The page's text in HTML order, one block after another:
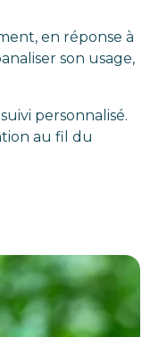
en réponse à
son usage,
personnalisé.
au fil du